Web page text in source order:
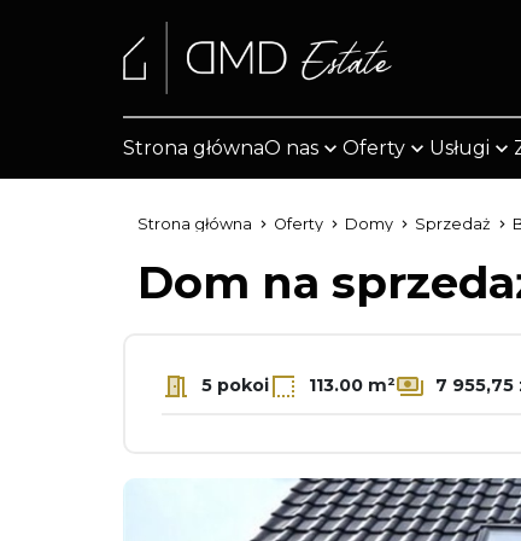
Strona głównaO nas Oferty Usługi
Strona główna Oferty Domy Sprzedaż
Dom na
5 pokoi 113.00 m² 7 955,75